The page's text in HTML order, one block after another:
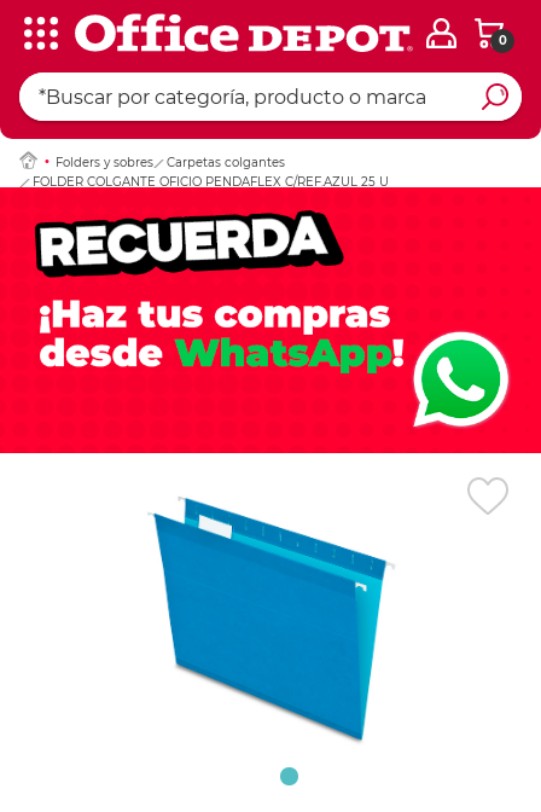
0
Folders y sobres
Carpetas colgantes
FOLDER COLGANTE OFICIO PENDAFLEX C/REF.AZUL 25 U
Ingresar Codigo